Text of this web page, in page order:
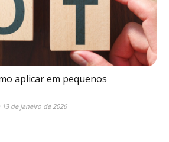
aplicar em pequenos
13 de janeiro de 2026